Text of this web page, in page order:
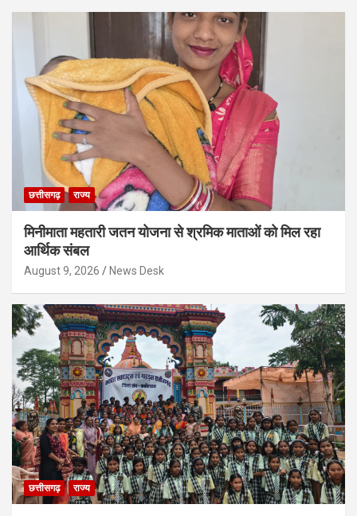
छत्तीसगढ़ राज्य
मिनीमाता महतारी जतन योजना से श्रमिक माताओं को मिल रहा
आर्थिक संबल
August 9, 2026 News Desk
छत्तीसगढ़ राज्य